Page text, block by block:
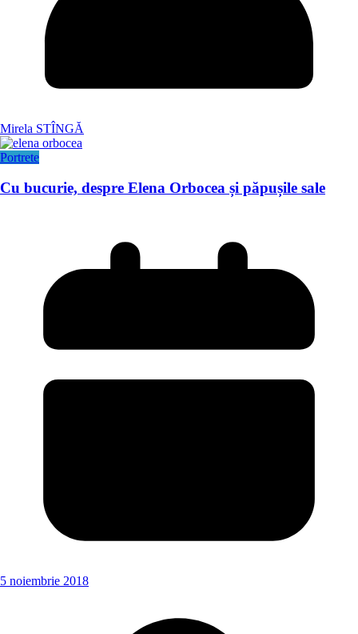
Mirela STÎNGĂ
Portrete
Cu bucurie, despre Elena Orbocea și păpușile sale
5 noiembrie 2018